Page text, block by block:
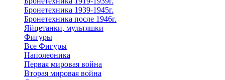
Бронетехника 1939-1945г.
Бронетехника после 1946г.
Яйцетанки, мультяшки
Фигуры
Все Фигуры
Наполеоника
Первая мировая война
Вторая мировая война